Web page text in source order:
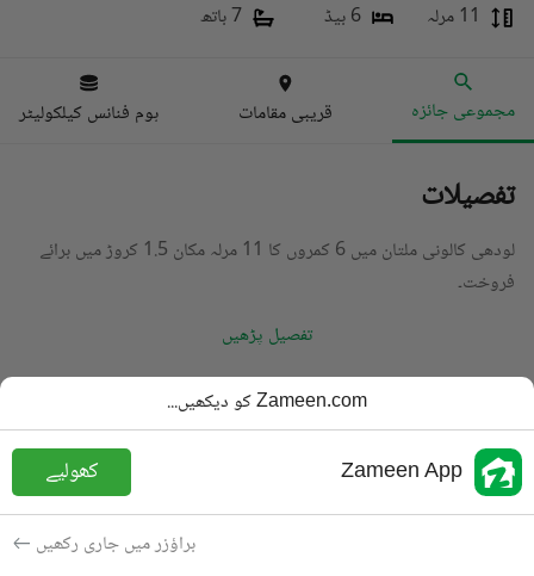
11 مرلہ
6 بیڈ 7 باتھ
مجموعی جائزہ قریبی مقامات ہوم فنانس کیلکولیٹر
تفصیلات
لودھی کالونی ملتان میں 6 کمروں کا 11 مرلہ مکان 1.5 کروڑ میں برائے
فروخت۔
تفصیل پڑھیں
مکان
قیمت
PKR
1.5 کروڑ
باتھ
رقبہ
11 مرلہ
Zameen.com کو دیکھیں...
Zameen App کھولیے
براؤزر میں جاری رکھیں